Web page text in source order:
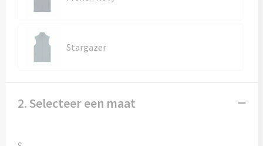
Kledingaccessoires
Ondergoed, Sokken en Nachtkleding
Vesten
Stargazer
2. Selecteer een maat